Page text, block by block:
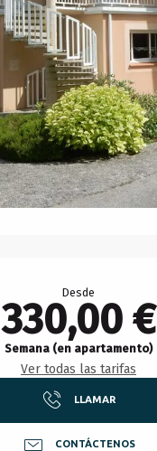
Desde
330,00 €
Semana (en apartamento)
Ver todas las tarifas
LLAMAR
CONTÁCTENOS